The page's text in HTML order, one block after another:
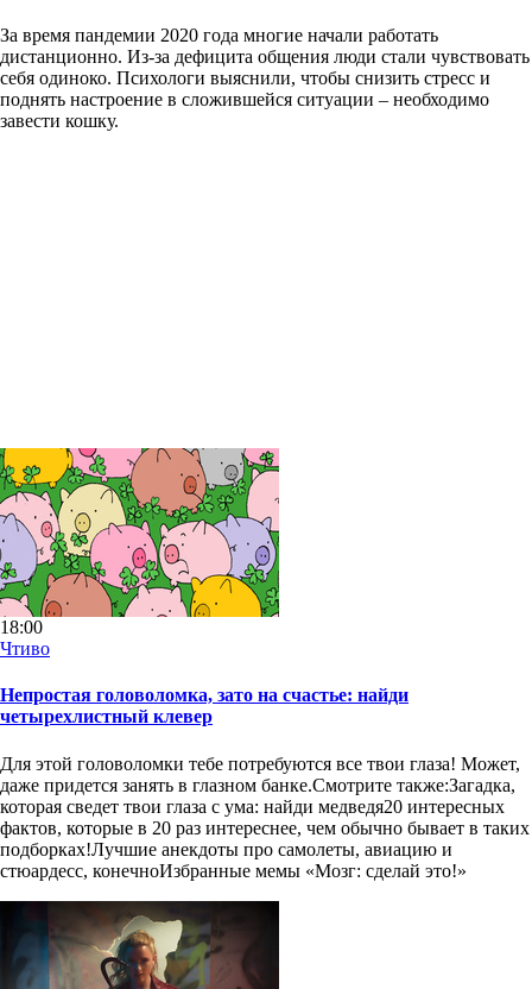
За время пандемии 2020 года многие начали работать
дистанционно. Из-за дефицита общения люди стали чувствовать
себя одиноко. Психологи выяснили, чтобы снизить стресс и
поднять настроение в сложившейся ситуации – необходимо
завести кошку.
18:00
Чтиво
Непростая головоломка, зато на счастье: найди
четырехлистный клевер
Для этой головоломки тебе потребуются все твои глаза! Может,
даже придется занять в глазном банке.Смотрите также:Загадка,
которая сведет твои глаза с ума: найди медведя20 интересных
фактов, которые в 20 раз интереснее, чем обычно бывает в таких
подборках!Лучшие анекдоты про самолеты, авиацию и
стюардесс, конечноИзбранные мемы «Мозг: сделай это!»